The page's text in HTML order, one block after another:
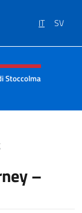
IT SV
menù
Stoccolma
–